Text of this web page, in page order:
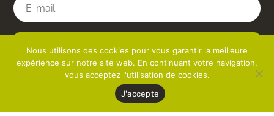
J'en profite
TAO Family2026 — Designed by
Nous utilisons des cookies pour vous garantir la meilleure
expérience sur notre site web. En continuant votre navigation,
vous acceptez l'utilisation de cookies.
J'accepte